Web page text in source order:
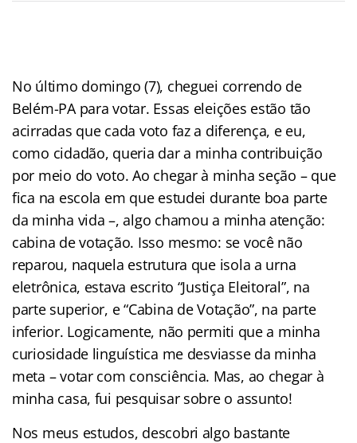
No último domingo (7), cheguei correndo de
Belém-PA para votar. Essas eleições estão tão
acirradas que cada voto faz a diferença, e eu,
como cidadão, queria dar a minha contribuição
por meio do voto. Ao chegar à minha seção – que
fica na escola em que estudei durante boa parte
da minha vida –, algo chamou a minha atenção:
cabina de votação. Isso mesmo: se você não
reparou, naquela estrutura que isola a urna
eletrônica, estava escrito “Justiça Eleitoral”, na
parte superior, e “Cabina de Votação”, na parte
inferior. Logicamente, não permiti que a minha
curiosidade linguística me desviasse da minha
meta – votar com consciência. Mas, ao chegar à
minha casa, fui pesquisar sobre o assunto!
Nos meus estudos, descobri algo bastante